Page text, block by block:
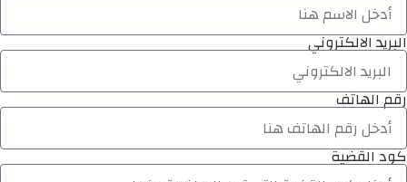
البريد الالكتروني
رقم الهاتف
كود القضية